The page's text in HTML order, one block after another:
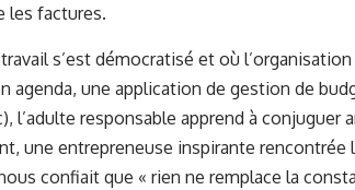
les factures.
s’est démocratisé et où
agenda, une application de gestion de
l’adulte responsable apprend à conjuguer
une entrepreneuse inspirante rencontrée
confiait que « rien ne remplace la